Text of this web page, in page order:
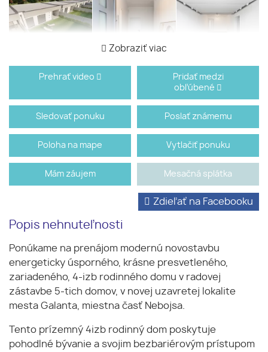
Zobraziť viac
Prehrať video
Pridať medzi
obľúbené
Sledovať ponuku Poslať známemu
Poloha na mape Vytlačiť ponuku
Mám záujem Mesačná splátka
Popis nehnuteľnosti
Zdieľať na Facebooku
Ponúkame na prenájom modernú novostavbu
energeticky úsporného, krásne presvetleného,
zariadeného, 4-izb rodinného domu v radovej
zástavbe 5-tich domov, v novej uzavretej lokalite
mesta Galanta, miestna časť Nebojsa.
Tento prízemný 4izb rodinný dom poskytuje
pohodlné bývanie a svojim bezbariérovým prístupom